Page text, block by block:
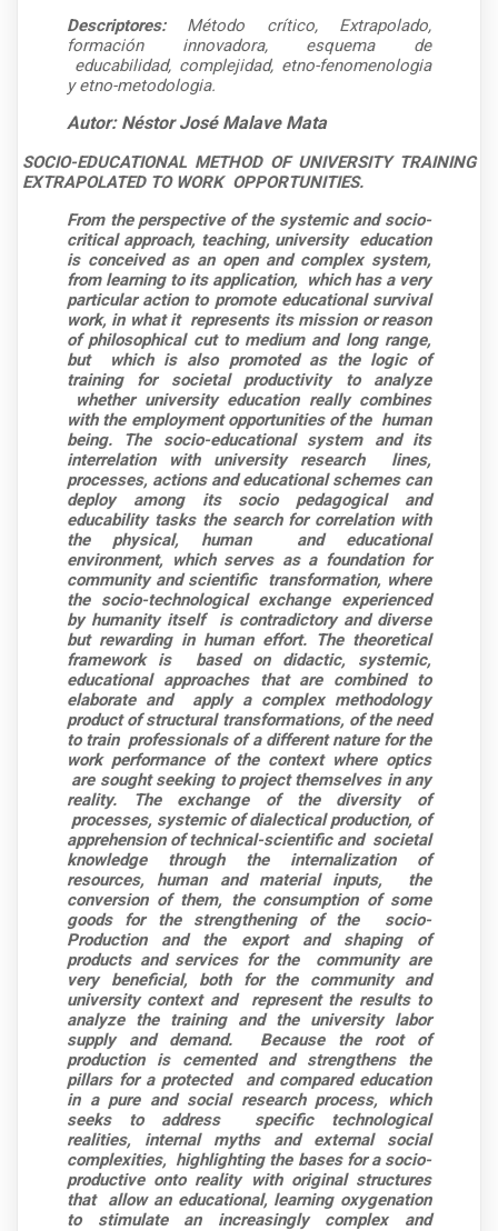
Descriptores:Método crítico, Extrapolado,
formación innovadora, esquema de
educabilidad, complejidad, etno-fenomenologia
y etno-metodologia.
Autor: Néstor José Malave Mata
SOCIO-EDUCATIONAL METHOD OF UNIVERSITY TRAINING
EXTRAPOLATED TO WORK OPPORTUNITIES.
From the perspective of the systemic and socio-
critical approach, teaching, university education
is conceived as an open and complex system,
from learning to its application,
which has a very
particular action to promote educational survival
work, in what it represents its mission or reason
of philosophical cut to medium and long range,
but
which is also promoted as the logic of
training for societal productivity to analyze
whether university education really combines
with the employment opportunities of the human
being. The socio-educational system and its
interrelation with university research
lines,
processes, actions and educational schemes can
deploy among its socio pedagogical and
educability tasks the search for correlation with
the physical, human
and educational
environment, which serves as a foundation for
community and scientific transformation, where
the socio-technological exchange experienced
by humanity itself
is contradictory and diverse
but rewarding in human effort. The theoretical
framework is
based on didactic, systemic,
educational approaches that are combined to
elaborate and
apply a complex methodology
product of structural transformations, of the need
to train professionals of a different nature for the
work performance of the context where optics
are sought seeking to project themselves in any
reality. The exchange of the diversity of
processes, systemic of dialectical production, of
apprehension of technical-scientific and societal
knowledge through the internalization of
resources, human and material inputs,
the
conversion of them, the consumption of some
goods for the strengthening of the
socio-
Production and the export and shaping of
products and services for the
community are
very beneficial, both for the community and
university context and
represent the results to
analyze the training and the university labor
supply and demand.
Because the root of
production is cemented and strengthens the
pillars for a protected
and compared education
in a pure and social research process, which
seeks to address
specific technological
realities, internal myths and external social
complexities, highlighting the bases for a socio-
productive onto reality with original structures
that allow an educational, learning oxygenation
to stimulate an increasingly complex and